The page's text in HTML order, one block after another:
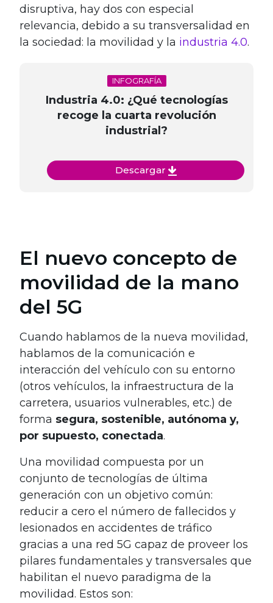
disruptiva, hay dos con especial
relevancia, debido a su transversalidad en
la sociedad: la movilidad y la industria 4.0.
INFOGRAFÍA
Industria 4.0: ¿Qué tecnologías
recoge la cuarta revolución
industrial?
Descargar
El nuevo concepto de
movilidad de la mano
del 5G
Cuando hablamos de la nueva movilidad,
hablamos de la comunicación e
interacción del vehículo con su entorno
(otros vehículos, la infraestructura de la
carretera, usuarios vulnerables, etc.) de
forma segura, sostenible, autónoma y,
por supuesto, conectada.
Una movilidad compuesta por un
conjunto de tecnologías de última
generación con un objetivo común:
reducir a cero el número de fallecidos y
lesionados en accidentes de tráfico
gracias a una red 5G capaz de proveer los
pilares fundamentales y transversales que
habilitan el nuevo paradigma de la
movilidad. Estos son: